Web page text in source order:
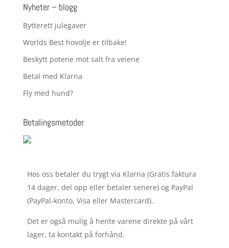
Nyheter – blogg
Bytterett julegaver
Worlds Best hovolje er tilbake!
Beskytt potene mot salt fra veiene
Betal med Klarna
Fly med hund?
Betalingsmetoder
Hos oss betaler du trygt via Klarna (Gratis faktura
14 dager, del opp eller betaler senere) og PayPal
(PayPal-konto, Visa eller Mastercard).
Det er også mulig å hente varene direkte på vårt
lager, ta kontakt på forhånd.